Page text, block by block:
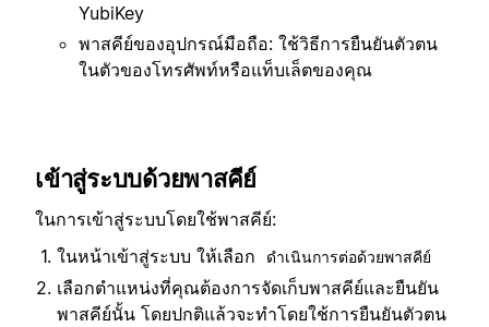
YubiKey
พาสคีย์ของอุปกรณ์มือถือ: ใช้วิธีการยืนยันตัวตน
ในตัวของโทรศัพท์หรือแท็บเล็ตของคุณ
เข้าสู่ระบบด้วยพาสคีย์
ในการเข้าสู่ระบบโดยใช้พาสคีย์:
ในหน้าเข้าสู่ระบบ ให้เลือก
ดำเนินการต่อด้วยพาสคีย์
เลือกตำแหน่งที่คุณต้องการจัดเก็บพาสคีย์และยืนยัน
พาสคีย์นั้น โดยปกติแล้วจะทำโดยใช้การยืนยันตัวตน